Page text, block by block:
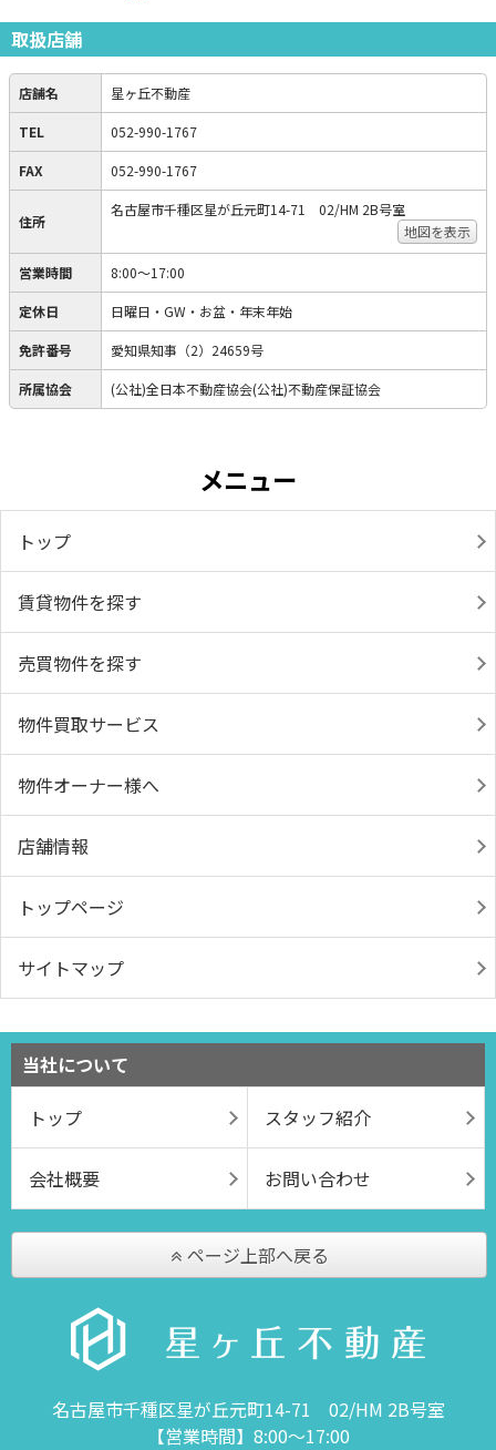
取扱店舗
店舗名 星ヶ丘不動産
TEL 052-990-1767
FAX 052-990-1767
住所
名古屋市千種区星が丘元町14-71 02/HM 2B号室
地図を表示
営業時間 8:00～17:00
定休日 日曜日・GW・お盆・年末年始
免許番号 愛知県知事（2）24659号
所属協会 (公社)全日本不動産協会(公社)不動産保証協会
メニュー
トップ
賃貸物件を探す
売買物件を探す
物件買取サービス
物件オーナー様へ
店舗情報
トップページ
サイトマップ
当社について
トップ
スタッフ紹介
会社概要 お問い合わせ
ページ上部へ戻る
名古屋市千種区星が丘元町14-71 02/HM 2B号室
【営業時間】8:00～17:00